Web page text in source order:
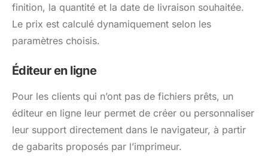
finition, la quantité et la date de livraison souhaitée.
Le prix est calculé dynamiquement selon les
paramètres choisis.
Éditeur en ligne
Pour les clients qui n’ont pas de fichiers prêts, un
éditeur en ligne leur permet de créer ou personnaliser
leur support directement dans le navigateur, à partir
de gabarits proposés par l’imprimeur.